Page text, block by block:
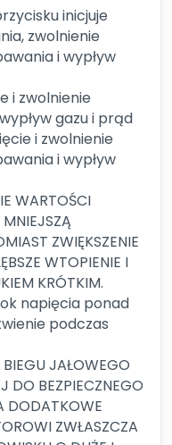
inicjuje
zwolnienie
i wypływ
i zwolnienie
gazu i prąd
i zwolnienie
i wypływ
WARTOŚCI
ZWIĘKSZENIE
WTOPIENIE I
KRÓTKIM.
napięcia ponad
podczas
JAŁOWEGO
DO BEZPIECZNEGO
DODATKOWE
ZWŁASZCZA